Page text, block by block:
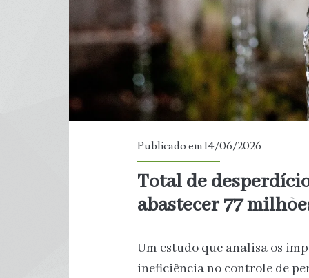
na
Europa
em
quatro
anos,
segundo
a
Publicado em 14/06/2026
Total de
abastecer 77
Um estudo que analisa os
ineficiência no controle de